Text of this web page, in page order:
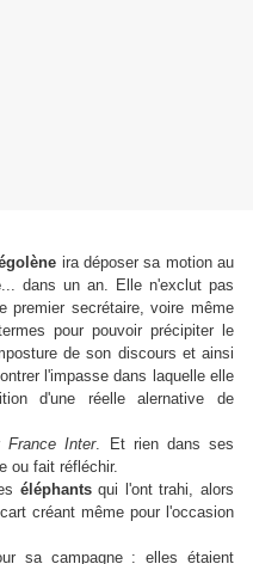
ira déposer sa motion au
... dans un an. Elle n'exclut pas
premier secrétaire, voire même
pour pouvoir précipiter le
de son discours et ainsi
l'impasse dans laquelle elle
d'une réelle alernative de
France Inter. Et rien dans ses
ou fait réfléchir.
éléphantsqui l'ont trahi, alors
créant même pour l'occasion
sa campagne : elles étaient